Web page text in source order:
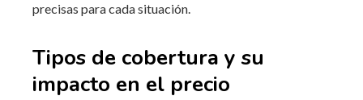
precisas para cada situación.
Tipos de cobertura y su
impacto en el precio